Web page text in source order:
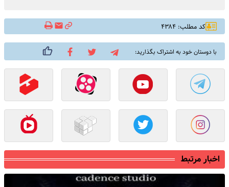
کد مطلب: ۴۳۸۴
با دوستان خود به اشتراک بگذارید:
اخبار مرتبط